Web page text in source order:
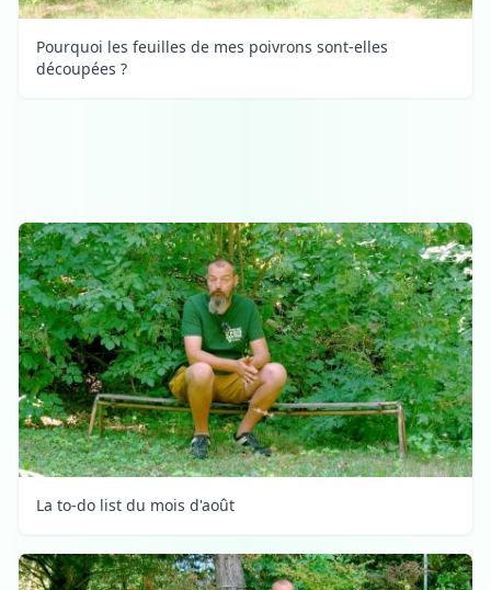
Pourquoi les feuilles de mes poivrons sont-elles
découpées ?
La to-do list du mois d'août